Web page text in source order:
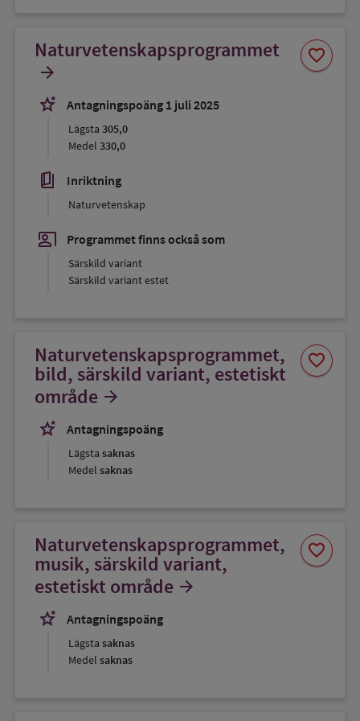
Naturvetenskapsprogrammet
arrow_forward
stars_2
Antagningspoäng 1 juli 2025
Lägsta 305,0
Medel 330,0
book_5 Inriktning
Naturvetenskap
co_present Programmet finns också som
Särskild variant
Särskild variant estet
favorite
Spara
som
Naturvetenskapsprogrammet,
bild, särskild variant, estetiskt
område arrow_forward
stars_2
Antagningspoäng
Lägsta saknas
Medel saknas
favorite
Spara
som
Naturvetenskapsprogrammet,
musik, särskild variant,
estetiskt område arrow_forward
stars_2
Antagningspoäng
Lägsta saknas
Medel saknas
favorite
Spara
som